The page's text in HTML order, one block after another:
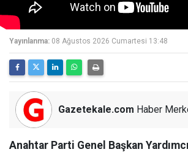
Yayınlanma: 08 Ağustos 2026 Cumartesi 13:48
Gazetekale.com Haber
Anahtar Parti Genel Başkan